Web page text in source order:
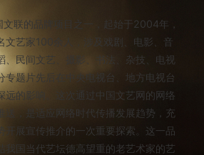
文联的品牌项目之一，起始于2004年，
文艺家100余人，涉及戏剧、电影、音
、民间文艺、摄影、书法、杂技、电视
专题片先后在中央电视台、地方电视台
远的影响。这次通过中国文艺网的网络
送，是适应网络时代传播发展趋势，充
开展宣传推介的一次重要探索。这一品
我国当代艺坛德高望重的老艺术家的艺